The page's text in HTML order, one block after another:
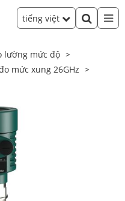
tiếng việt
lường mức độ
mức xung 26GHz